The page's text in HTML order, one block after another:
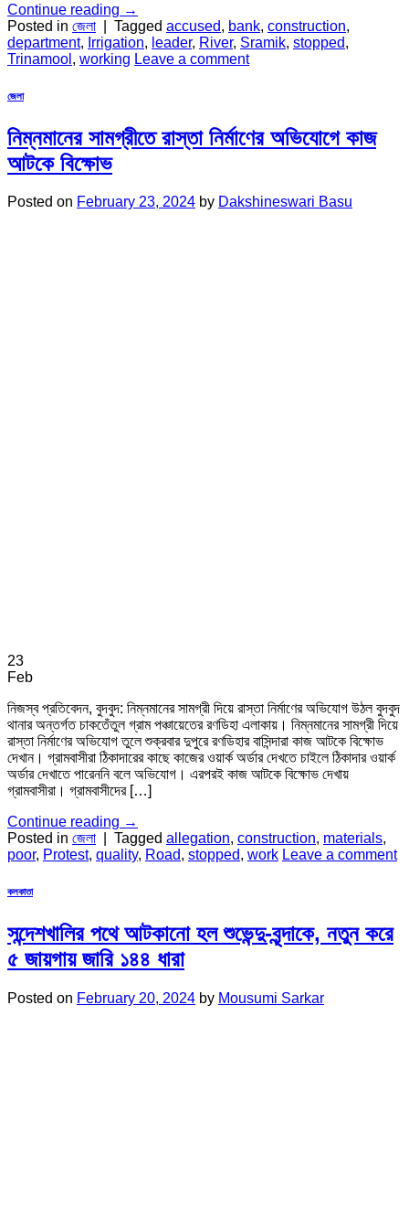
Continue reading →
Posted in জেলা Tagged accused, bank, construction,
department, Irrigation, leader, River, Sramik, stopped,
Trinamool , working Leave a comment
জেলা
নিম্নমানের সামগ্রীতে রাস্তা নির্মাণের অভিযোগে কাজ
আটকে বিক্ষোভ
Posted on February 23, 2024 by Dakshineswari Basu
23
Feb
নিজস্ব প্রতিবেদন, বুদবুদ: নিম্নমানের সামগ্রী দিয়ে রাস্তা নির্মাণের অভিযোগ উঠল বুদবুদ
থানার অন্তর্গত চাকতেঁতুল গ্রাম পঞ্চায়েতের রণডিহা এলাকায়। নিম্নমানের সামগ্রী দিয়ে
রাস্তা নির্মাণের অভিযোগ তুলে শুক্রবার দুপুরে রণডিহার বাসিন্দারা কাজ আটকে বিক্ষোভ
দেখান। গ্রামবাসীরা ঠিকাদারের কাছে কাজের ওয়ার্ক অর্ডার দেখতে চাইলে ঠিকাদার ওয়ার্ক
অর্ডার দেখাতে পারেননি বলে অভিযোগ। এরপরই কাজ আটকে বিক্ষোভ দেখায়
গ্রামবাসীরা। গ্রামবাসীদের […]
Continue reading →
Posted in জেলা Tagged allegation, construction, materials,
poor, Protest, quality, Road, stopped, work Leave a comment
কলকাতা
সন্দেশখালির পথে আটকানো হল শুভেন্দু-বৃন্দাকে, নতুন করে
৫ জায়গায় জারি ১৪৪ ধারা
Posted on February 20, 2024 by Mousumi Sarkar